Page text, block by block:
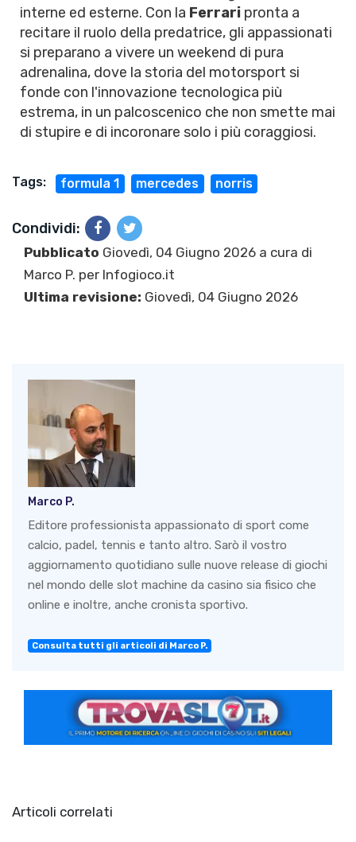
interne ed esterne. Con la Ferrari pronta a
recitare il ruolo della predatrice, gli appassionati
si preparano a vivere un weekend di pura
adrenalina, dove la storia del motorsport si
fonde con l'innovazione tecnologica più
estrema, in un palcoscenico che non smette mai
di stupire e di incoronare solo i più coraggiosi.
Tags: formula 1 mercedes norris
Condividi:
Pubblicato Giovedì, 04 Giugno 2026 a cura di
Marco P. per Infogioco.it
Ultima revisione: Giovedì, 04 Giugno 2026
Marco P.
Editore professionista appassionato di sport come
calcio, padel, tennis e tanto altro. Sarò il vostro
aggiornamento quotidiano sulle nuove release di giochi
nel mondo delle slot machine da casino sia fisico che
online e inoltre, anche cronista sportivo.
Consulta tutti gli articoli di Marco P.
Articoli correlati